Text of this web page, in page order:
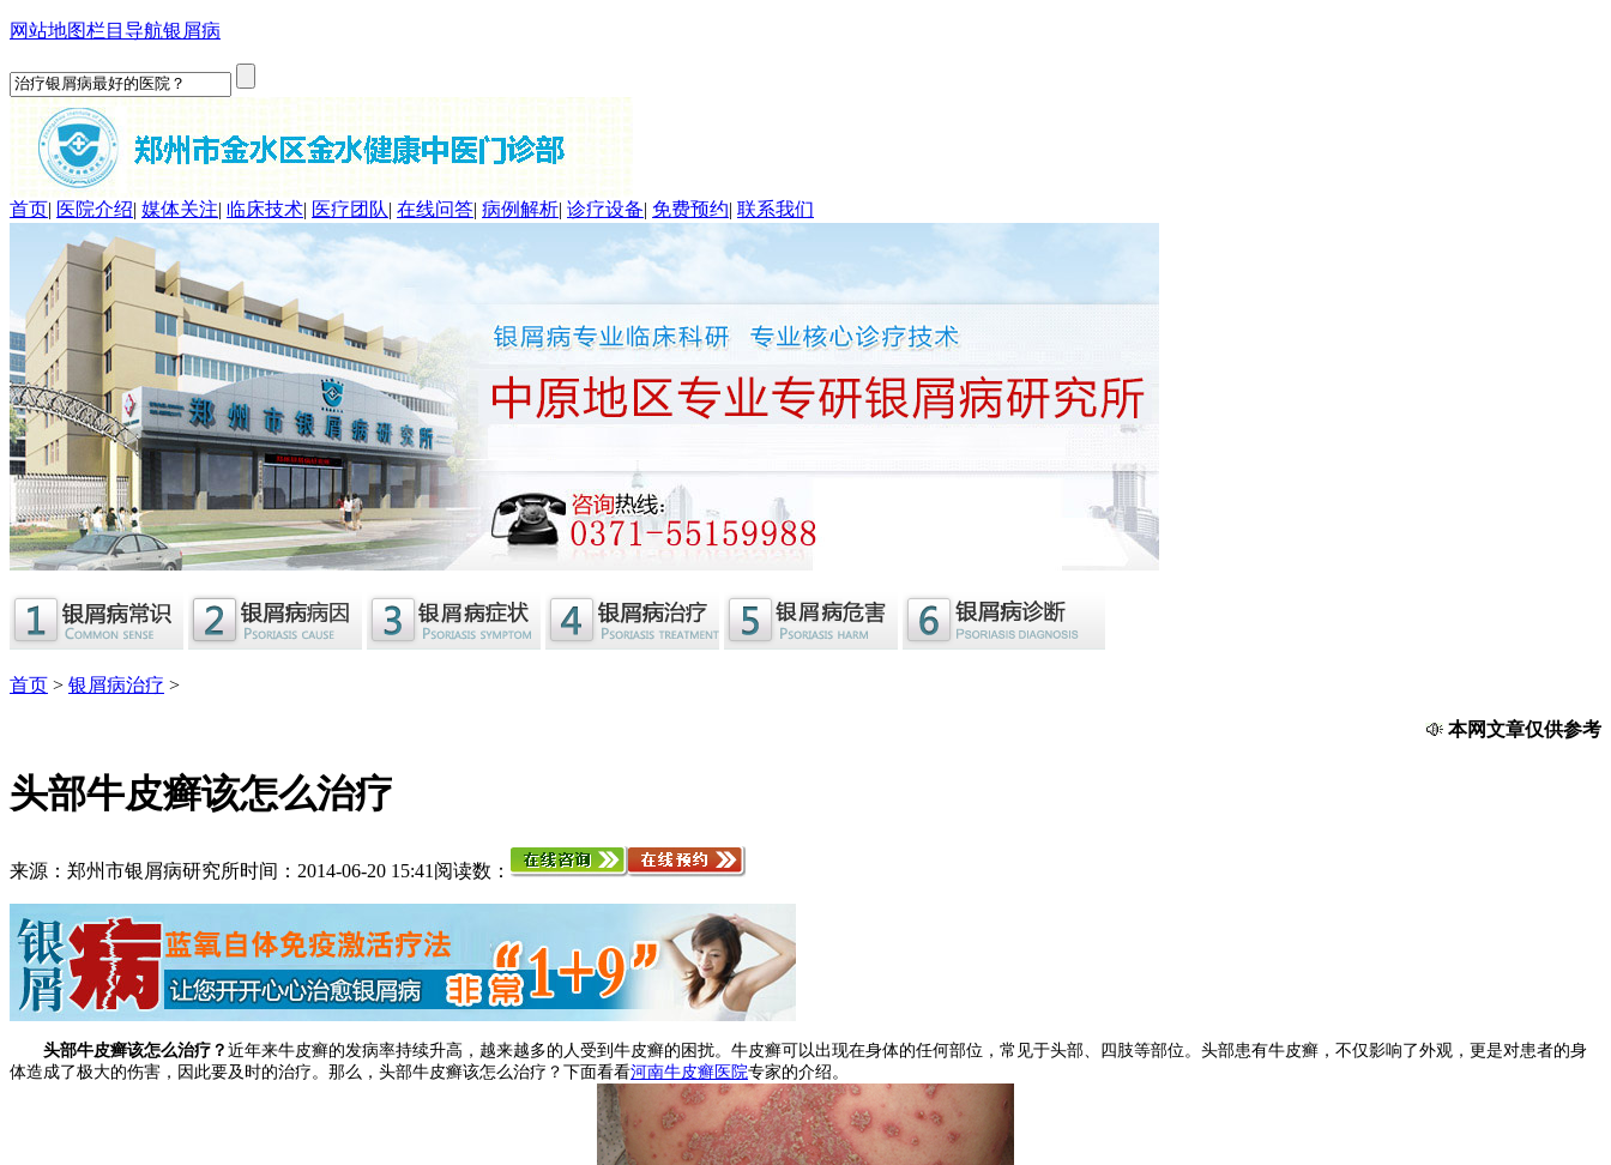
网站地图栏目导航银屑病
首页| 医院介绍| 媒体关注| 临床技术| 医疗团队| 在线问答| 病例解析| 诊疗设备| 免费预约| 联系我们
首页 > 银屑病治疗 >
本网文章仅供参考，
头部牛皮癣该怎么治疗
来源：郑州市银屑病研究所时间：2014-06-20 15:41 阅读数：
头部牛皮癣该怎么治疗？ 近年来牛皮癣的发病率持续升高，越来越多的人受到牛皮癣的困扰。牛皮癣可以出现在身体的任何部位，常见于头部、四肢等部位。头部患有牛皮癣，不仅影响了外观，更是对患者的身
体造成了极大的伤害，因此要及时的治疗。那么，头部牛皮癣该怎么治疗？下面看看河南牛皮癣医院专家的介绍。